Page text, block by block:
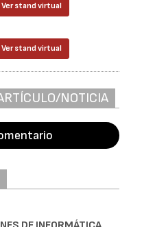
Ver stand virtual
Ver stand virtual
NOTICIA